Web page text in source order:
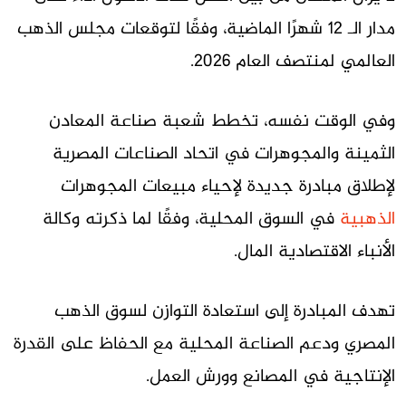
مدار الـ 12 شهرًا الماضية، وفقًا لتوقعات مجلس الذهب
العالمي لمنتصف العام 2026.
وفي الوقت نفسه، تخطط شعبة صناعة المعادن
الثمينة والمجوهرات في اتحاد الصناعات المصرية
لإطلاق مبادرة جديدة لإحياء مبيعات المجوهرات
الذهبية في السوق المحلية، وفقًا لما ذكرته وكالة
الأنباء الاقتصادية المال.
تهدف المبادرة إلى استعادة التوازن لسوق الذهب
المصري ودعم الصناعة المحلية مع الحفاظ على القدرة
الإنتاجية في المصانع وورش العمل.